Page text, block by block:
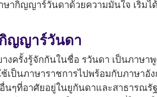
ษากิญญาร์วันดาด้วยความมั่นใจ เริ่มไ
ญญาร์วันดา
ครั้งรู้จักกันในชื่อ รวันดา เป็นภาษา
เป็นภาษาราชการไปพร้อมกับภาษาอั
นๆที่อาศัยอยู่ในยูกันดาและสาธารณรั